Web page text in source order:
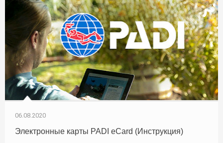
06.08.2020
Электронные карты PADI eCard (Инструкция)